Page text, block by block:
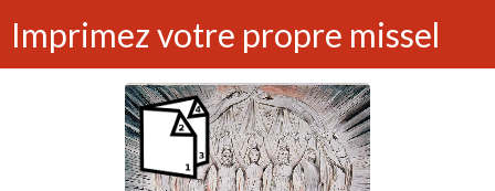
Imprimez votre propre missel